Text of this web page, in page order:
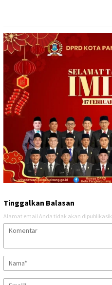
Tinggalkan Balasan
Alamat email Anda tidak akan